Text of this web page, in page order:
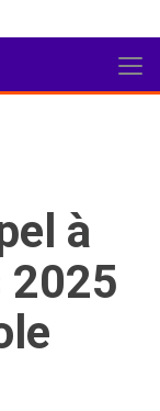
à
2025